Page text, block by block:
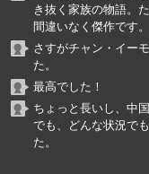
き抜く家族の物語。
間違いなく傑作です。
さすがチャン・イー
た。
最高でした！
ちょっと長いし、中
でも、どんな状況で
た。